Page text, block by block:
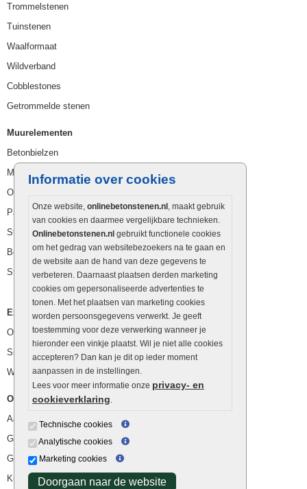
Informatie over cookies
Onze website, onlinebetonstenen.nl , maakt gebruik
van cookies en daarmee vergelijkbare technieken.
Onlinebetonstenen.nl gebruikt functionele cookies
om het gedrag van websitebezoekers na te gaan en
de website aan de hand van deze gegevens te
verbeteren. Daarnaast plaatsen derden marketing
cookies om gepersonaliseerde advertenties te
tonen. Met het plaatsen van marketing cookies
worden persoonsgegevens verwerkt. Je geeft
toestemming voor deze verwerking wanneer je
hieronder een vinkje plaatst. Wil je niet alle cookies
accepteren? Dan kan je dit op ieder moment
aanpassen in de instellingen.
Lees voor meer informatie onze privacy- en
cookieverklaring
Technische cookies
Analytische cookies
Marketing cookies
Doorgaan naar de website
Trommelstenen
Tuinstenen
Waalformaat
Wildverband
Cobblestones
Getrommelde stenen
Muurelementen
Betonbielzen
Muurstenen
Opsluitbanden
Palissaden
Stapelblokken
Betonblokken
Stapelstenen
Extra benodigdheden
Ophoogzand
Siergrind en siersplit
Waterafvoer
Overig
Aanbiedingen
Goedkope bestrating
Goedkope tuintegels
Kunstgras